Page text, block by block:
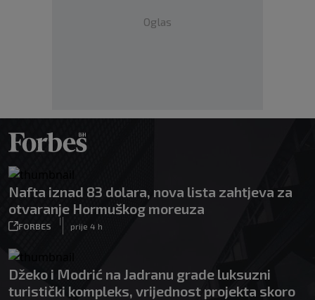
Oglas
Nafta iznad 83 dolara, nova lista zahtjeva za
otvaranje Hormuškog moreuza
FORBES
|
prije 4 h
Džeko i Modrić na Jadranu grade luksuzni
turistički kompleks, vrijednost projekta skoro